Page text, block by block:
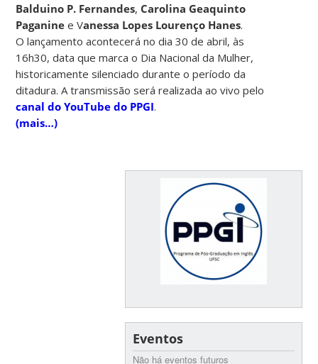
Balduino P. Fernandes, Carolina Geaquinto
Paganine e Vanessa Lopes Lourenço Hanes.
O lançamento acontecerá no dia 30 de abril, às
16h30, data que marca o Dia Nacional da Mulher,
historicamente silenciado durante o período da
ditadura. A transmissão será realizada ao vivo pelo
canal do YouTube do PPGI.
(mais…)
Eventos
Não há eventos futuros